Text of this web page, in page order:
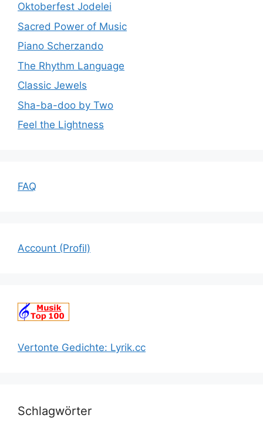
Oktoberfest Jodelei
Sacred Power of Music
Piano Scherzando
The Rhythm Language
Classic Jewels
Sha-ba-doo by Two
Feel the Lightness
FAQ
Account (Profil)
Vertonte Gedichte: Lyrik.cc
Schlagwörter